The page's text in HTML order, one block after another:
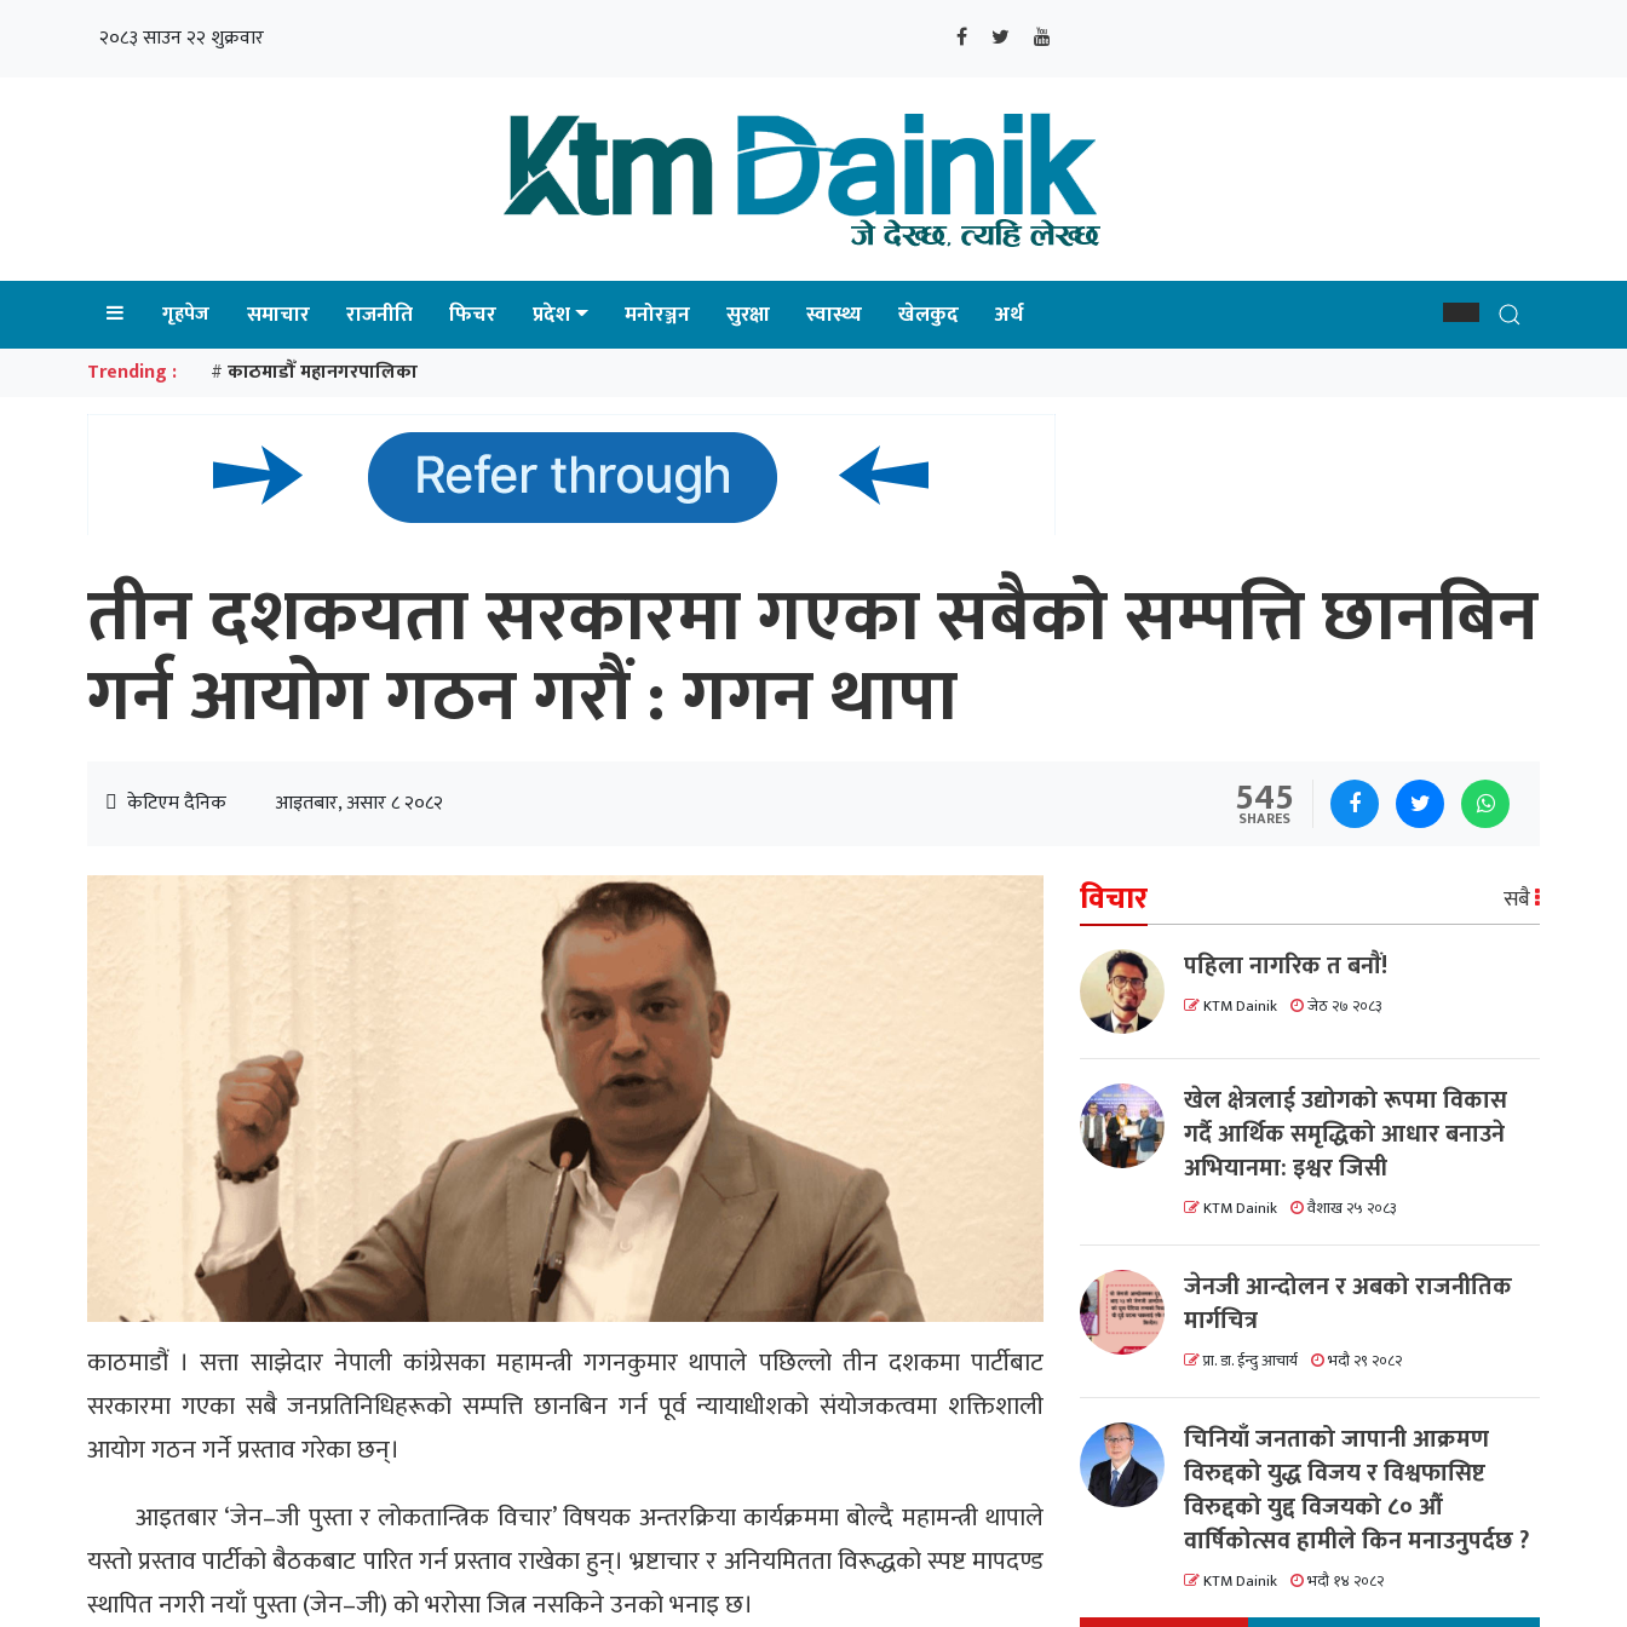
२०८३ साउन २२ शुक्रवार
गृहपेज समाचार राजनीति फिचर प्रदेश मनोरञ्जन सुरक्षा स्वास्थ्य खेलकुद अर्थ
Trending : # काठमाडौँ महानगरपालिका
तीन दशकयता सरकारमा गएका सबैको सम्पत्ति छानबिन
गर्न आयोग गठन गरौं : गगन थापा
केटिएम दैनिक आइतबार, असार ८ २०८२ 545
SHARES
काठमाडौं । सत्ता साझेदार नेपाली कांग्रेसका महामन्त्री गगनकुमार थापाले पछिल्लो तीन दशकमा पार्टीबाट
सरकारमा गएका सबै जनप्रतिनिधिहरूको सम्पत्ति छानबिन गर्न पूर्व न्यायाधीशको संयोजकत्वमा शक्तिशाली
आयोग गठन गर्ने प्रस्ताव गरेका छन्।
आइतबार ‘जेन–जी पुस्ता र लोकतान्त्रिक विचार’ विषयक अन्तरक्रिया कार्यक्रममा बोल्दै महामन्त्री थापाले
यस्तो प्रस्ताव पार्टीको बैठकबाट पारित गर्न प्रस्ताव राखेका हुन्। भ्रष्टाचार र अनियमितता विरूद्धको स्पष्ट मापदण्ड
स्थापित नगरी नयाँ पुस्ता (जेन–जी) को भरोसा जित्न नसकिने उनको भनाइ छ।
विचार सबै
पहिला नागरिक त बनाैं!
KTM Dainik जेठ २७ २०८३
खेल क्षेत्रलाई उद्योगको रूपमा विकास
गर्दै आर्थिक समृद्धिको आधार बनाउने
अभियानमा: इश्वर जिसी
KTM Dainik वैशाख २५ २०८३
जेनजी आन्दोलन र अबको राजनीतिक
मार्गचित्र
प्रा. डा. ईन्दु आचार्य भदौ २९ २०८२
चिनियाँ जनताको जापानी आक्रमण
विरुद्दको युद्ध विजय र विश्वफासिष्ट
विरुद्दको युद्द विजयको ८० औं
वार्षिकोत्सव हामीले किन मनाउनुपर्दछ ?
KTM Dainik भदौ १४ २०८२